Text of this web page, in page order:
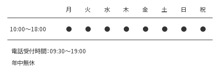
月 火 水 木 金 土 日 祝
10:00〜18:00 ● ● ● ● ● ● ● ●
電話受付時間：09:30～19:00
年中無休